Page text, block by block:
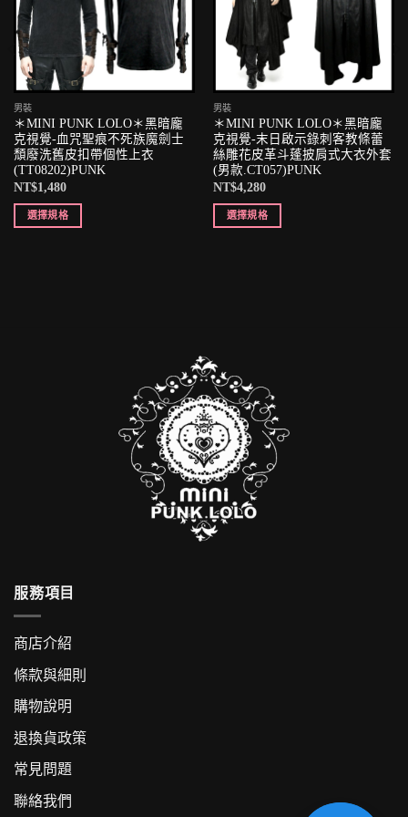
男裝
＊MINI PUNK LOLO＊黑暗龐
克視覺-血咒聖痕不死族魔劍士
頹廢洗舊皮扣帶個性上衣
(TT08202)PUNK
NT$1,480
選擇規格
男裝
＊MINI PUNK LOLO＊黑暗龐
克視覺-末日啟示錄刺客教條蕾
絲雕花皮革斗蓬披肩式大衣外套
(男款.CT057)PUNK
NT$4,280
選擇規格
服務項目
商店介紹
條款與細則
購物說明
退換貨政策
常見問題
聯絡我們